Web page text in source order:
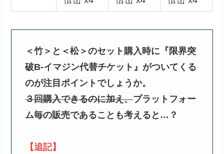
＜竹＞と＜松＞のセット購入時に『限界突
破B-イマジン代替チケット』がついてくる
のが注目ポイントでしょうか。
３回購入できるのに加え、プラットフォー
ム毎の販売であることも考えると…？
【追記】